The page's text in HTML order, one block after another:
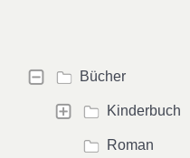
Bücher
Kinderbuch
Roman